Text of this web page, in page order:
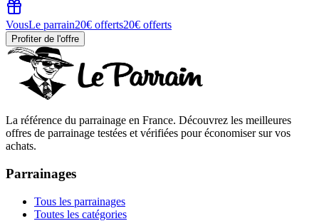
VousLe parrain20€ offerts20€ offerts
Profiter de l'offre
La référence du parrainage en France. Découvrez les meilleures
offres de parrainage testées et vérifiées pour économiser sur vos
achats.
Parrainages
Tous les parrainages
Toutes les catégories